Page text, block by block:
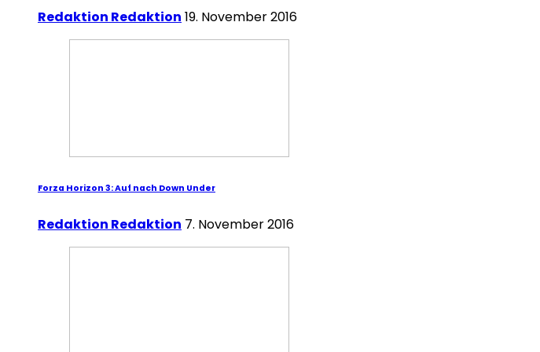
Redaktion Redaktion 19. November 2016
Forza Horizon 3: Auf nach Down Under
Redaktion Redaktion 7. November 2016